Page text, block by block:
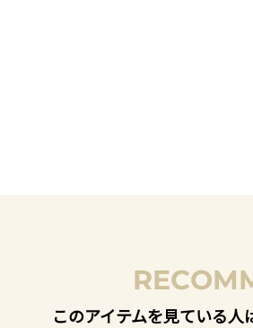
このアイテムを見ている